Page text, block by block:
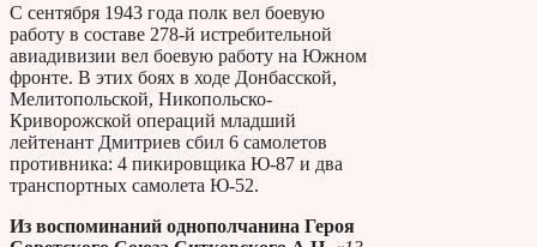
С сентября 1943 года полк вел боевую
работу в составе 278-й истребительной
авиадивизии вел боевую работу на Южном
фронте. В этих боях в ходе Донбасской,
Мелитопольской, Никопольско-
Криворожской операций младший
лейтенант Дмитриев сбил 6 самолетов
противника: 4 пикировщика Ю-87 и два
транспортных самолета Ю-52.
Из воспоминаний однополчанина Героя